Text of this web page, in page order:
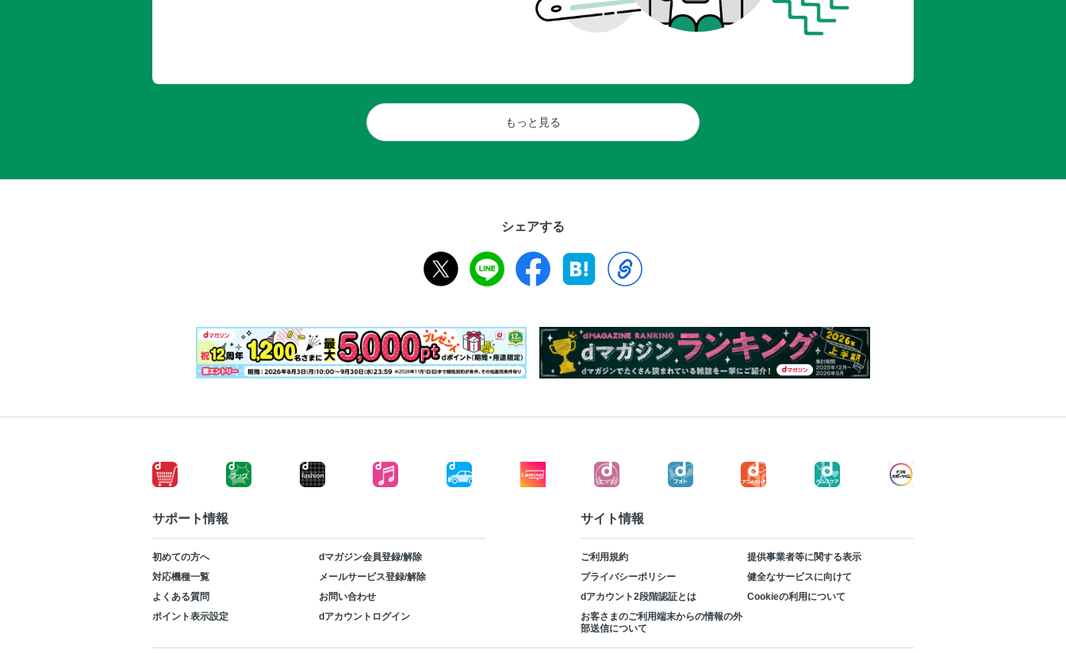
もっと見る
シェアする
サポート情報
初めての方へ
dマガジン会員登録/解除
対応機種一覧
メールサービス登録/解除
よくある質問
お問い合わせ
ポイント表示設定
dアカウントログイン
サイト情報
ご利用規約
提供事業者等に関する表示
プライバシーポリシー
健全なサービスに向けて
dアカウント2段階認証とは
Cookieの利用について
お客さまのご利用端末からの情報の外
部送信について